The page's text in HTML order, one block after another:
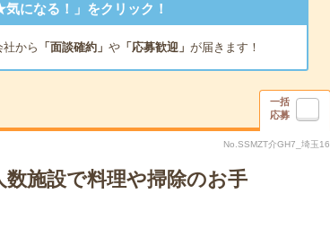
になる！」をクリック！
社から 「面談確約」 や「応募歓迎」 が届きます！
一括
応募
No.SSMZT介GH7_埼玉16
数施設で料理や掃除のお手